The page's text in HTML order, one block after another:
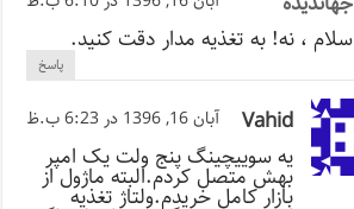
سلام ، نه! به تغذیه مدار دقت کنید.
پاسخ
Vahid آبان 16, 1396 در 6:23 ب.ظ
یه سوییچینگ پنج ولت یک امپر
بهش متصل کردم.البته ماژول از
بازار کامل خریدم.ولتاژ تغذیه